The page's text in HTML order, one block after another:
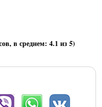
в среднем: 4.1 из 5)